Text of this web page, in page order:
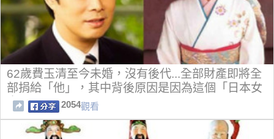
62歲費玉清至今未婚，沒有後代...全部財產即將全
部捐給「他」，其中背後原因是因為這個「日本女
人」
2054觀看